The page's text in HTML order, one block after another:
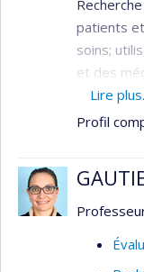
patients
soins;
et des
les
Lire
Profil